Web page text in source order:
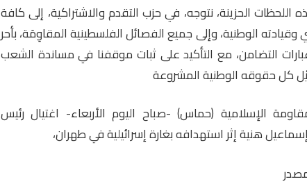
الحزينة، نتوجه، في حزب التقدم والاشتراكية، إلى كافة
الوطنية، وإلى جميع الفصائل الفلسطينية المقاوِمَة، بأحر
التضامن، مع التأكيد على ثبات موقفنا في مساندة الشعب
كل حقوقه الوطنية المشروعة
الإسلامية (حماس) -صباح اليوم الأربعاء- اغتيال رئيس
هنية إثر استهدافه بغارة إسرائيلية في طهران،